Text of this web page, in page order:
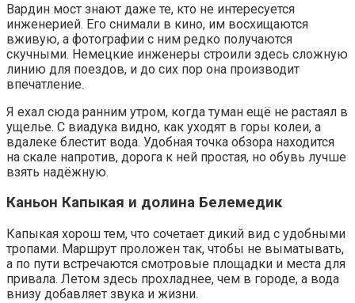
Вардин мост знают даже те, кто не интересуется
инженерией. Его снимали в кино, им восхищаются
вживую, а фотографии с ним редко получаются
скучными. Немецкие инженеры строили здесь сложную
линию для поездов, и до сих пор она производит
впечатление.
Я ехал сюда ранним утром, когда туман ещё не растаял в
ущелье. С виадука видно, как уходят в горы колеи, а
вдалеке блестит вода. Удобная точка обзора находится
на скале напротив, дорога к ней простая, но обувь лучше
взять надёжную.
Каньон Капыкая и долина Белемедик
Капыкая хорош тем, что сочетает дикий вид с удобными
тропами. Маршрут проложен так, чтобы не выматывать,
а по пути встречаются смотровые площадки и места для
привала. Летом здесь прохладнее, чем в городе, а вода
внизу добавляет звука и жизни.